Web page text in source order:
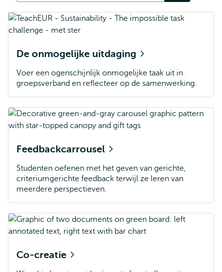
sessions
De onmogelijke uitdaging
Voer een ogenschijnlijk onmogelijke taak uit in
groepsverband en reflecteer op de samenwerking.
Feedbackcarrousel
Studenten oefenen met het geven van gerichte,
criteriumgerichte feedback terwijl ze leren van
meerdere perspectieven.
Co-creatie